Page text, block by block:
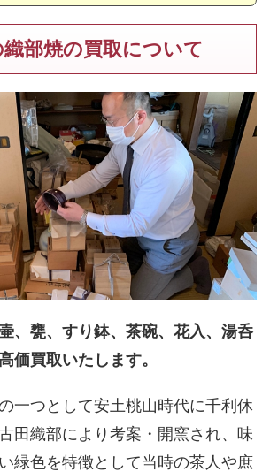
部焼の買取について
、甕、すり鉢、茶碗、花入、湯呑
価買取いたします。
一つとして安土桃山時代に千利休
田織部により考案・開窯され、味
緑色を特徴として当時の茶人や庶